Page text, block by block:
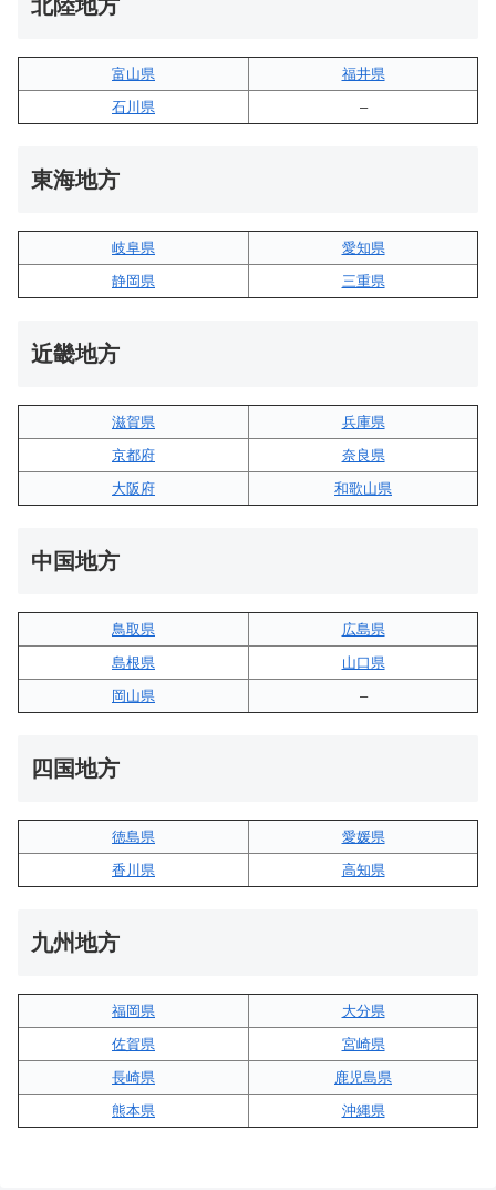
北陸地方
富山県
福井県
石川県
–
東海地方
岐阜県
愛知県
静岡県
三重県
近畿地方
滋賀県
兵庫県
京都府
奈良県
大阪府
和歌山県
中国地方
鳥取県
広島県
島根県
山口県
岡山県
–
四国地方
徳島県
愛媛県
香川県
高知県
九州地方
福岡県
大分県
佐賀県
宮崎県
長崎県
鹿児島県
熊本県
沖縄県